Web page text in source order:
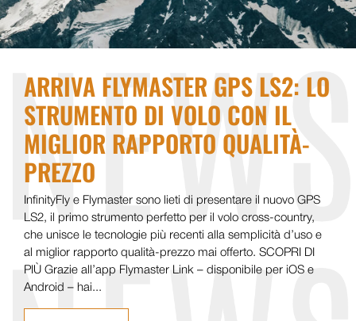
ARRIVA FLYMASTER GPS LS2: LO
STRUMENTO DI VOLO CON IL
MIGLIOR RAPPORTO QUALITÀ-
PREZZO
InfinityFly e Flymaster sono lieti di presentare il nuovo GPS
LS2, il primo strumento perfetto per il volo cross-country,
che unisce le tecnologie più recenti alla semplicità d’uso e
al miglior rapporto qualità-prezzo mai offerto. SCOPRI DI
PIÙ Grazie all’app Flymaster Link – disponibile per iOS e
Android – hai...